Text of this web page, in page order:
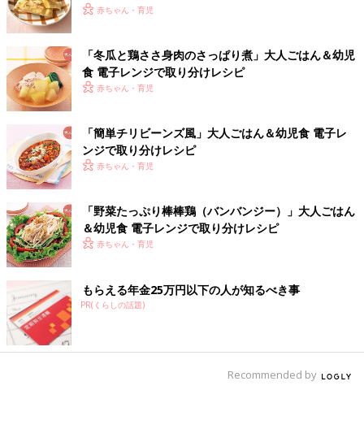
●子ども1人分： 47kcal
●このメニューで取れる栄養素：タンパク質・ビタミン類
レルギー表示は除きます。
【材料】(子ども1人分)
●取り分けるもの
帆立て貝柱・・・1/2個
A［大人用の作り方（3）から、かぼちゃ・玉ねぎ（3cm
角）・・・各2個］
●加えるもの
プレーンヨーグルト・・・小さじ1/2
【作り方】
（1）耐熱容器に帆立て貝柱を入れ、ふんわりとラップをかけて
600Ｗの電子レンジで約1分加熱し、こまかくほぐす。Aのかぼち
ゃは皮を取り除いて軽くつぶし、玉ねぎは1cmの角切りにする。
赤ちゃん・育児
「冬瓜と鶏ささ身肉のさっぱり煮」大人ごはん＆幼児
食 電子レンジで取り分けレシピ
赤ちゃん・育児
「簡単チリビーンズ風」大人ごはん＆幼児食 電子レ
ンジで取り分けレシピ
赤ちゃん・育児
「野菜たっぷり棒棒鶏（バンバンジー）」大人ごはん
＆幼児食 電子レンジで取り分けレシピ
赤ちゃん・育児
もらえる年金25万円以下の人が知るべき事
PR(くらしの話題)
Recommended by